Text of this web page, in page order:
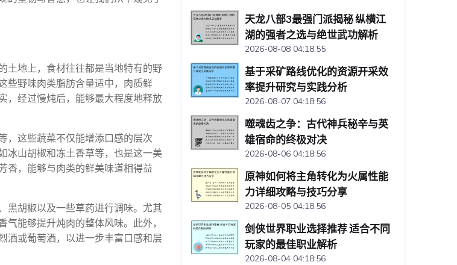
土地上，食材往往都是当地特有的野
些野味肉类脂肪含量适中，肉质鲜
，经过慢炖后，能够最大程度地释放
，这些蔬菜不仅能增添口感的层次
冰山胡椒和冻土香草等，也是这一美
香，能够与肉类的鲜美味道相得益
黑胡椒以及一些草药进行调味。尤其
能够提升炖肉的整体风味。此外，
酒或葡萄酒，以进一步丰富口感和层
天龙八部3最强门派揭秘 纵横江
湖的强者之选与绝世武功解析
2026-08-08 04:18:55
基于采矿路线优化的资源开采效
率提升研究与实践分析
2026-08-07 04:18:56
噬魂齿之争：古代神兵秘辛与英
雄宿命的终极对决
2026-08-06 04:18:56
原神如何将主角转化为火属性能
力详细攻略与技巧分享
2026-08-05 04:18:56
剑侠世界职业选择推荐 适合不同
玩家的最佳职业解析
2026-08-04 04:18:56